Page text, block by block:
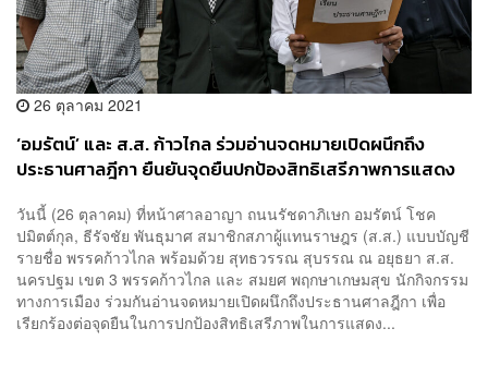
26 ตุลาคม 2021
‘อมรัตน์’ และ ส.ส. ก้าวไกล ร่วมอ่านจดหมายเปิดผนึกถึง
ประธานศาลฎีกา ยืนยันจุดยืนปกป้องสิทธิเสรีภาพการแสดง
วันนี้ (26 ตุลาคม) ที่หน้าศาลอาญา ถนนรัชดาภิเษก อมรัตน์ โชค
ปมิตต์กุล, ธีรัจชัย พันธุมาศ สมาชิกสภาผู้แทนราษฎร (ส.ส.) แบบบัญชี
รายชื่อ พรรคก้าวไกล พร้อมด้วย สุทธวรรณ สุบรรณ ณ อยุธยา ส.ส.
นครปฐม เขต 3 พรรคก้าวไกล และ สมยศ พฤกษาเกษมสุข นักกิจกรรม
ทางการเมือง ร่วมกันอ่านจดหมายเปิดผนึกถึงประธานศาลฎีกา เพื่อ
เรียกร้องต่อจุดยืนในการปกป้องสิทธิเสรีภาพในการแสดง...